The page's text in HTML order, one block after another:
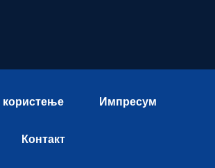
користење Импресум
Контакт